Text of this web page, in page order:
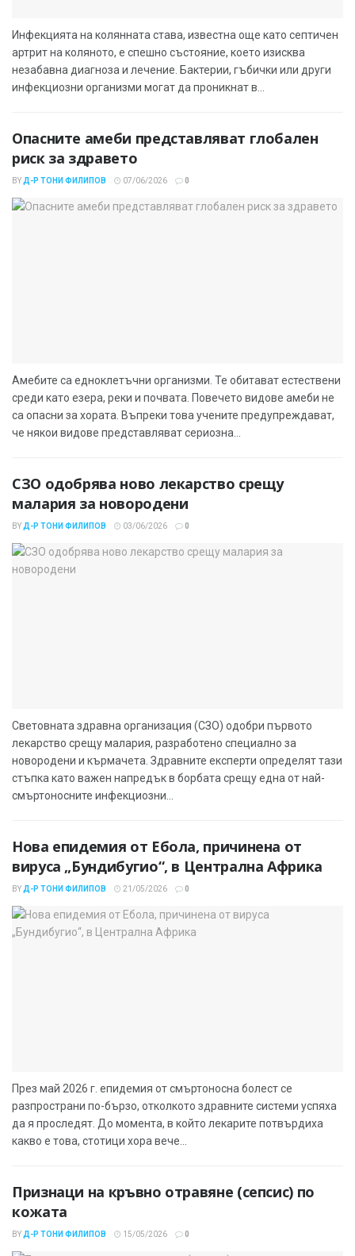
Инфекцията на колянната става, известна още като септичен
артрит на коляното, е спешно състояние, което изисква
незабавна диагноза и лечение. Бактерии, гъбички или други
инфекциозни организми могат да проникнат в...
Опасните амеби представляват глобален
риск за здравето
BY Д-Р ТОНИ ФИЛИПОВ 07/06/2026 0
Амебите са едноклетъчни организми. Те обитават естествени
среди като езера, реки и почвата. Повечето видове амеби не
са опасни за хората. Въпреки това учените предупреждават,
че някои видове представляват сериозна...
СЗО одобрява ново лекарство срещу
малария за новородени
BY Д-Р ТОНИ ФИЛИПОВ 03/06/2026 0
Световната здравна организация (СЗО) одобри първото
лекарство срещу малария, разработено специално за
новородени и кърмачета. Здравните експерти определят тази
стъпка като важен напредък в борбата срещу една от най-
смъртоносните инфекциозни...
Нова епидемия от Ебола, причинена от
вируса „Бундибугио“, в Централна Африка
BY Д-Р ТОНИ ФИЛИПОВ 21/05/2026 0
През май 2026 г. епидемия от смъртоносна болест се
разпространи по-бързо, отколкото здравните системи успяха
да я проследят. До момента, в който лекарите потвърдиха
какво е това, стотици хора вече...
Признаци на кръвно отравяне (сепсис) по
кожата
BY Д-Р ТОНИ ФИЛИПОВ 15/05/2026 0